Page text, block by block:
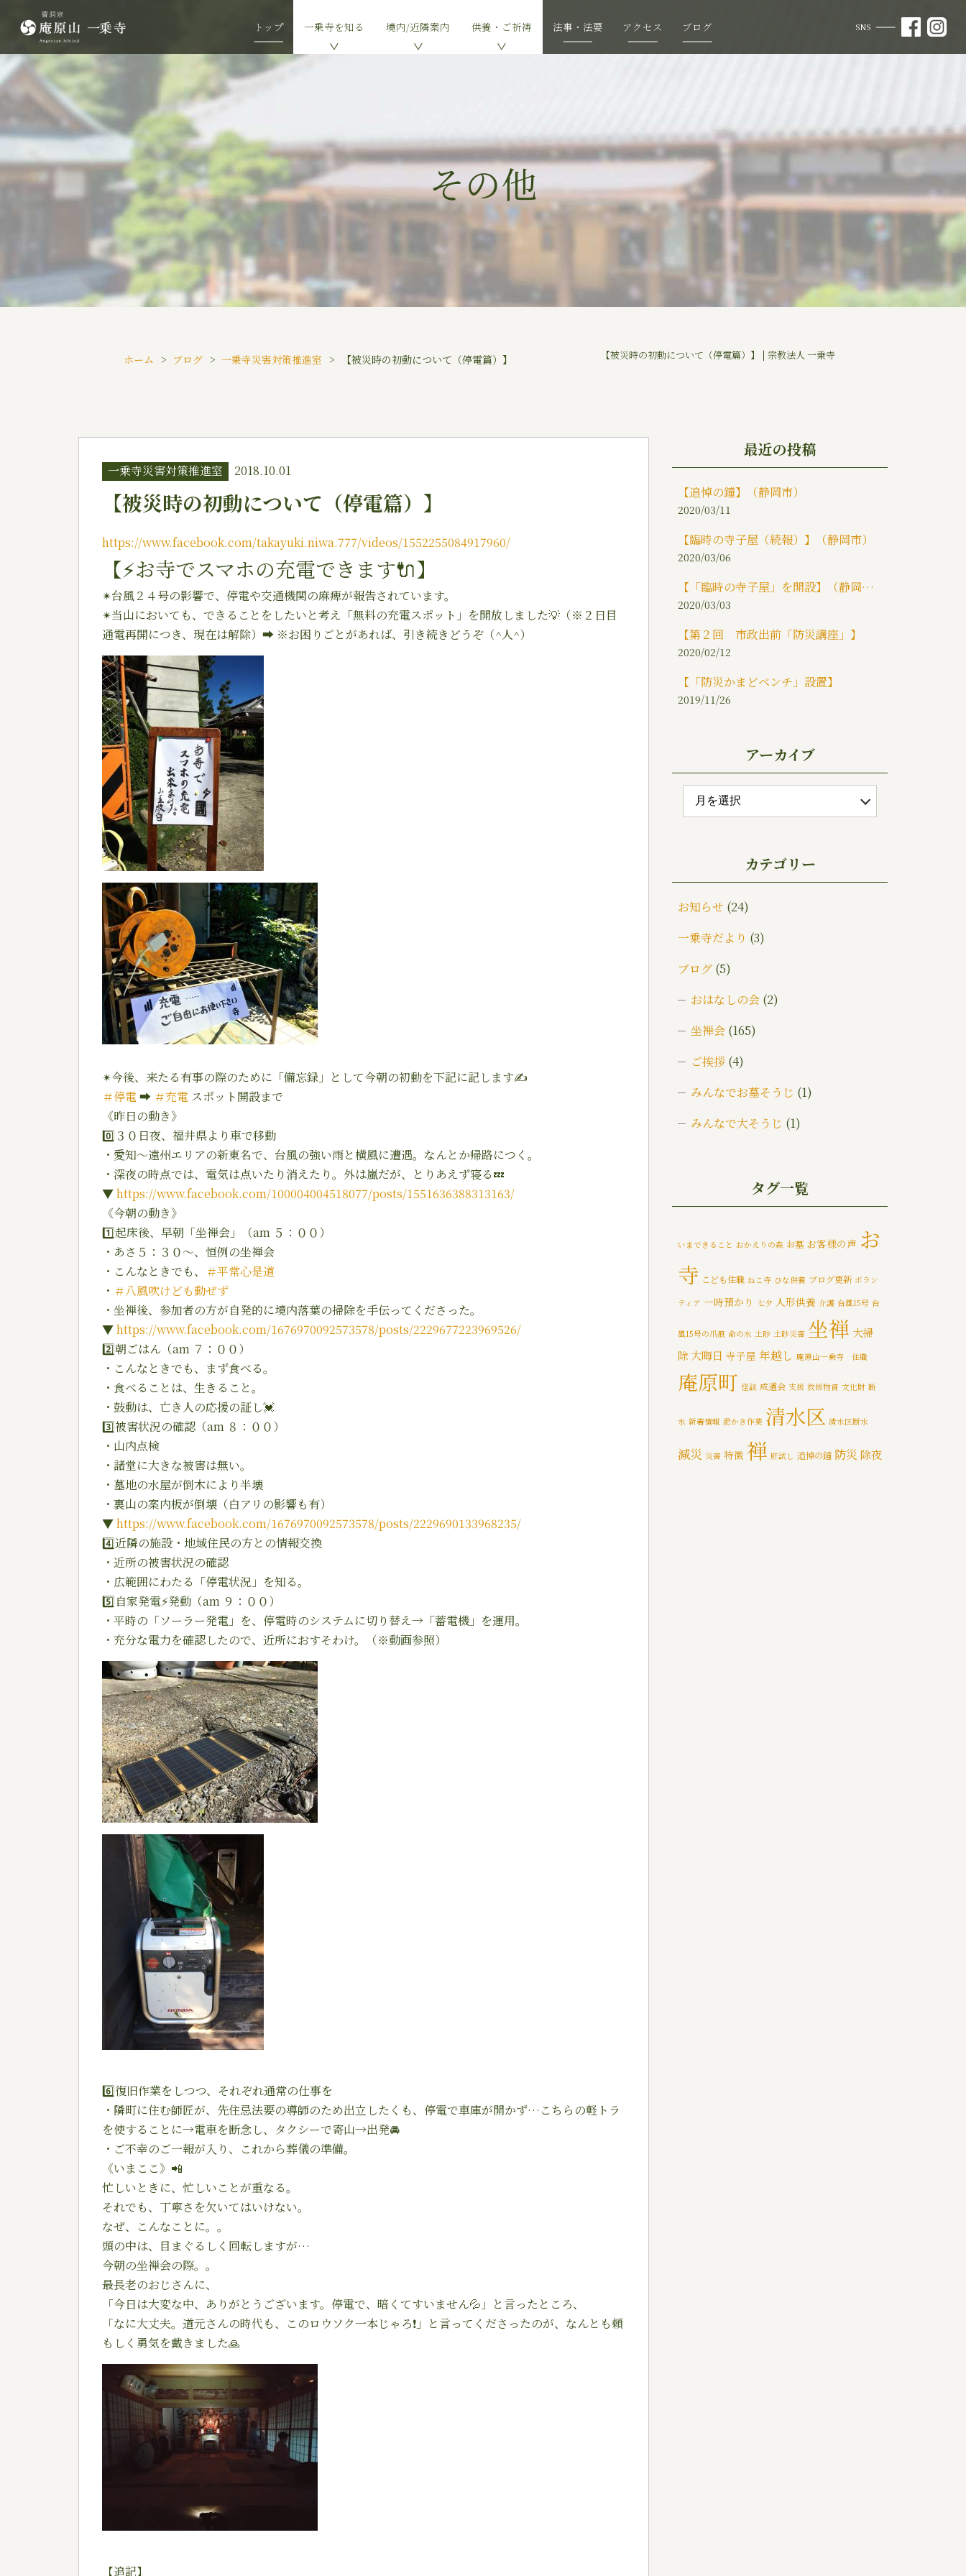
【被災時の初動について（停電篇）】 | 宗教法人 一乗寺
トップ 一乗寺を知る 境内/近隣案内 供養・ご祈祷 法事・法要 アクセス ブログ
その他
ホーム ブログ 一乗寺災害対策推進室 【被災時の初動について（停電篇）】
一乗寺災害対策推進室 2018.10.01
【被災時の初動について（停電篇）】
https://www.facebook.com/takayuki.niwa.777/videos/1552255084917960/
【⚡️お寺でスマホの充電できます🔌】
✴︎台風２４号の影響で、停電や交通機関の麻痺が報告されています。
✴︎当山においても、できることをしたいと考え「無料の充電スポット」を開放しました💡 （※２日目
通電再開につき、現在は解除） ➡︎ ※お困りごとがあれば、引き続きどうぞ（^人^）
✴︎今後、来たる有事の際のために「備忘録」として今朝の初動を下記に記します✍️
＃停電 ➡︎ ＃充電 スポット開設まで
《昨日の動き》
0️⃣ ３０日夜、福井県より車で移動
・愛知〜遠州エリアの新東名で、台風の強い雨と横風に遭遇。なんとか帰路につく。
・深夜の時点では、電気は点いたり消えたり。外は嵐だが、とりあえず寝る💤
▼https://www.facebook.com/100004004518077/posts/1551636388313163/
《今朝の動き》
1️⃣起床後、早朝「坐禅会」（am ５：００）
・あさ５：３０〜、恒例の坐禅会
・こんなときでも、
＃平常心是道
・ ＃八風吹けども動ぜず
・坐禅後、参加者の方が自発的に境内落葉の掃除を手伝ってくださった。
▼https://www.facebook.com/1676970092573578/posts/2229677223969526/
2️⃣朝ごはん（am ７：００）
・こんなときでも、まず食べる。
・食べることは、生きること。
・鼓動は、亡き人の応援の証し💓
3️⃣被害状況の確認（am ８：００）
・山内点検
・諸堂に大きな被害は無い。
・墓地の水屋が倒木により半壊
・裏山の案内板が倒壊（白アリの影響も有）
▼https://www.facebook.com/1676970092573578/posts/2229690133968235/
4️⃣近隣の施設・地域住民の方との情報交換
・近所の被害状況の確認
・広範囲にわたる「停電状況」を知る。
5️⃣自家発電⚡️発動（am ９：００）
・平時の「ソーラー発電」を、停電時のシステムに切り替え→「蓄電機」を運用。
・充分な電力を確認したので、近所におすそわけ。（※動画参照）
6️⃣復旧作業をしつつ、それぞれ通常の仕事を
・隣町に住む師匠が、先住忌法要の導師のため出立したくも、停電で車庫が開かず…こちらの軽トラ
を使することに→電車を断念し、タクシーで寄山→出発🚘
・ご不幸のご一報が入り、これから葬儀の準備。
《いまここ》 📲
忙しいときに、忙しいことが重なる。
それでも、丁寧さを欠いてはいけない。
なぜ、こんなことに。。
頭の中は、目まぐるしく回転しますが…
今朝の坐禅会の際。。
最長老のおじさんに、
「今日は大変な中、ありがとうございます。停電で、暗くてすいません💦 」と言ったところ、
「なに大丈夫。道元さんの時代も、このロウソク一本じゃろ❗️ 」と言ってくださったのが、なんとも頼
もしく勇気を戴きました🙏
【追記】
最近の投稿
【追悼の鐘】（静岡市）
2020/03/11
【臨時の寺子屋（続報）】（静岡市）
2020/03/06
【「臨時の寺子屋」を開設】（静岡市）
2020/03/03
【第２回 市政出前「防災講座」】
2020/02/12
【「防災かまどベンチ」設置】
2019/11/26
アーカイブ
カテゴリー
お知らせ (24)
一乗寺だより (3)
ブログ (5)
おはなしの会(2)
坐禅会(165)
ご挨拶 (4)
みんなでお墓そうじ (1)
みんなで大そうじ (1)
メディア情報(5)
一乗寺百景(6)
年間行持(7)
カテゴライズブログ(3)
タグ一覧
いまできること おかえりの森 お墓 お客様の声 お
寺 こども住職 ねこ寺 ひな供養 ブログ更新 ボラン
ティア 一時預かり 七夕 人形供養 介護 台風15号 台
風15号の爪痕 命の水 土砂 土砂災害 坐禅 大掃
除 大晦日 寺子屋 年越し 庵原山一乗寺 住職
庵原町 怪談 成道会 支援 救援物資 文化財 断
水 新着情報 泥かき作業 清水区 清水区断水
減災 災害 特徴 禅 肝試し 追悼の鐘 防災 除夜